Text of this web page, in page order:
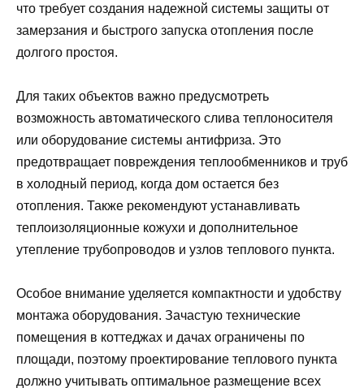
что требует создания надежной системы защиты от
замерзания и быстрого запуска отопления после
долгого простоя.
Для таких объектов важно предусмотреть
возможность автоматического слива теплоносителя
или оборудование системы антифриза. Это
предотвращает повреждения теплообменников и труб
в холодный период, когда дом остается без
отопления. Также рекомендуют устанавливать
теплоизоляционные кожухи и дополнительное
утепление трубопроводов и узлов теплового пункта.
Особое внимание уделяется компактности и удобству
монтажа оборудования. Зачастую технические
помещения в коттеджах и дачах ограничены по
площади, поэтому проектирование теплового пункта
должно учитывать оптимальное размещение всех